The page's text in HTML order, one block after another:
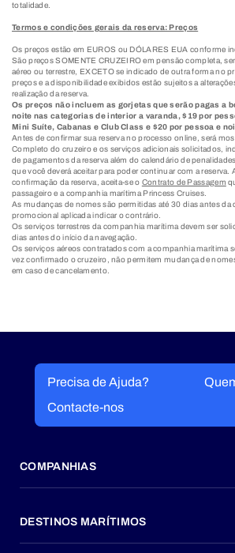
totalidade.
Termos e condições gerais da reserva: Preços
Os preços estão em EUROS ou DÓLARES EUA conforme
São preços SOMENTE CRUZEIRO em pensão completa,
aéreo ou terrestre, EXCETO se indicado de outra forma no
preços e a disponibilidade exibidos estão sujeitos a
realização da reserva.
Os preços não incluem as gorjetas que serão pagas a
noite nas categorias de interior a varanda, $19 por
Mini Suíte, Cabanas e Club Class e $20 por pessoa e
Antes de confirmar sua reserva no processo online, será
Completo do cruzeiro e os serviços adicionais solicitados,
de pagamentos da reserva além do calendário de
que você deverá aceitar para poder continuar com a reserva.
confirmação da reserva, aceita-se o Contrato de Passagem
passageiro e a companhia marítima Princess Cruises.
As mudanças de nomes são permitidas até 30 dias antes da
promocional aplicada indicar o contrário.
Os serviços terrestres da companhia marítima devem ser
dias antes do início da navegação.
Os serviços aéreos contratados com a companhia marítima
vez confirmado o cruzeiro, não permitem mudança de
em caso de cancelamento.
Precisa de Ajuda?
Contacte-nos
COMPANHIAS
DESTINOS MARÍTIMOS